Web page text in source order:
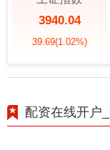
3940.04
39.69(1.02%)
配资在线开户